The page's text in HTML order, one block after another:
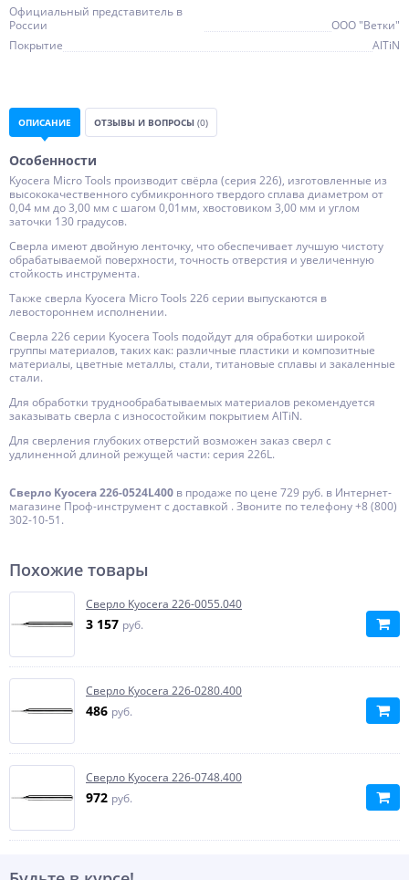
Официальный представитель в
России
ООО "Ветки"
Покрытие
AlTiN
ОПИСАНИЕ ОТЗЫВЫ И ВОПРОСЫ (0)
Особенности
Kyocera Micro Tools производит свёрла (серия 226), изготовленные из
высококачественного субмикронного твердого сплава диаметром от
0,04 мм до 3,00 мм с шагом 0,01мм, хвостовиком 3,00 мм и углом
заточки 130 градусов.
Сверла имеют двойную ленточку, что обеспечивает лучшую чистоту
обрабатываемой поверхности, точность отверстия и увеличенную
стойкость инструмента.
Также сверла Kyocera Micro Tools 226 серии выпускаются в
левостороннем исполнении.
Сверла 226 серии Kyocera Tools подойдут для обработки широкой
группы материалов, таких как: различные пластики и композитные
материалы, цветные металлы, стали, титановые сплавы и закаленные
стали.
Для обработки труднообрабатываемых материалов рекомендуется
заказывать сверла с износостойким покрытием AlTiN.
Для сверления глубоких отверстий возможен заказ сверл с
удлиненной длиной режущей части: серия 226L.
Сверло Kyocera 226-0524L400 в продаже по цене 729 руб. в Интернет-
магазине Проф-инструмент с доставкой . Звоните по телефону +8 (800)
302-10-51.
Похожие товары
Сверло Kyocera 226-0055.040
3 157 руб.
Сверло Kyocera 226-0280.400
486 руб.
Сверло Kyocera 226-0748.400
972 руб.